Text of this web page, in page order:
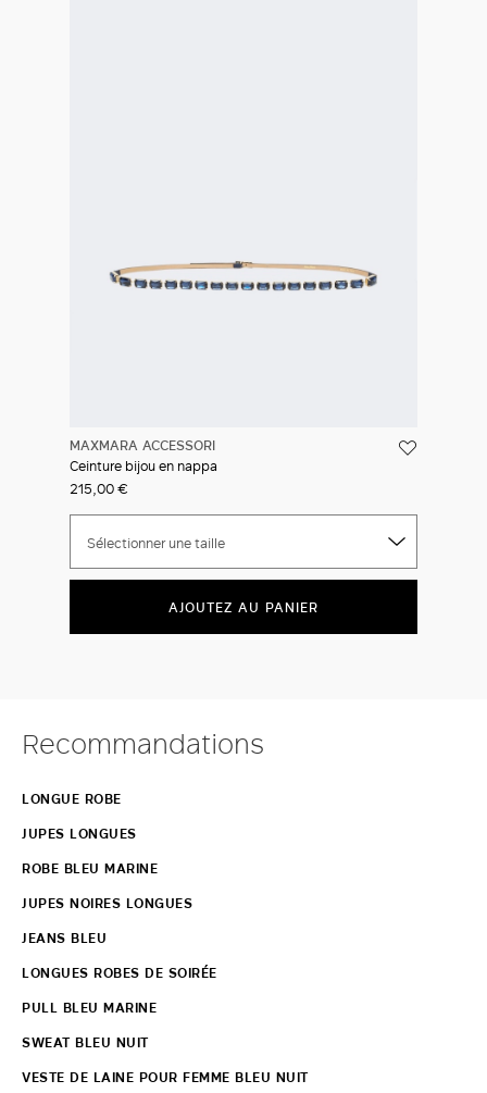
MAXMARA ACCESSORI
Ceinture bijou en nappa
215,00 €
Sélectionner une taille
AJOUTEZ AU PANIER
Recommandations
LONGUE ROBE
JUPES LONGUES
ROBE BLEU MARINE
JUPES NOIRES LONGUES
JEANS BLEU
LONGUES ROBES DE SOIRÉE
PULL BLEU MARINE
SWEAT BLEU NUIT
VESTE DE LAINE POUR FEMME BLEU NUIT